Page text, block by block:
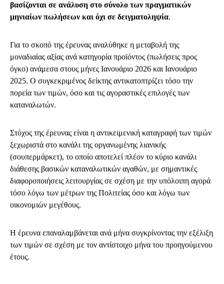
βασίζονται σε ανάλυση στο σύνολο των πραγματικών
μηνιαίων πωλήσεων και όχι σε δειγματοληψία.
Για το σκοπό της έρευνας αναλύθηκε η μεταβολή της
μοναδιαίας αξίας ανά κατηγορία προϊόντος (πωλήσεις προς
όγκο) ανάμεσα στους μήνες Ιανουάριο 2026 και Ιανουάριο
2025. Ο συγκεκριμένος δείκτης αντικατοπτρίζει τόσο την
πορεία των τιμών, όσο και τις αγοραστικές επιλογές των
καταναλωτών.
Στόχος της έρευνας είναι η αντικειμενική καταγραφή των τιμών
ξεχωριστά στο κανάλι της οργανωμένης λιανικής
(σουπερμάρκετ), το οποίο αποτελεί πλέον το κύριο κανάλι
διάθεσης βασικών καταναλωτικών αγαθών, με σημαντικές
διαφοροποιήσεις λειτουργίας σε σχέση με την υπόλοιπη αγορά
τόσο λόγω των μέτρων της Πολιτείας όσο και λόγω των
οικονομιών μεγέθους.
Η έρευνα επαναλαμβάνεται ανά μήνα συγκρίνοντας την εξέλιξη
των τιμών σε σχέση με τον αντίστοιχο μήνα του προηγούμενου
έτους.